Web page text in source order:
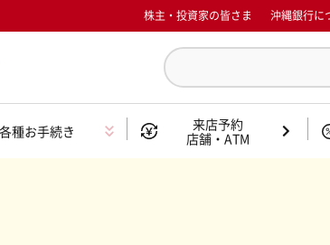
各種お手続き
来店予約
店舗・ATM
株主・投資家の皆さま 沖縄銀行に